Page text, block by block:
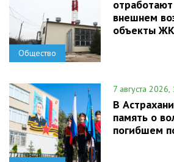
Общество
внешнем
объекты
7 августа 2026,
В
память о
погибшем